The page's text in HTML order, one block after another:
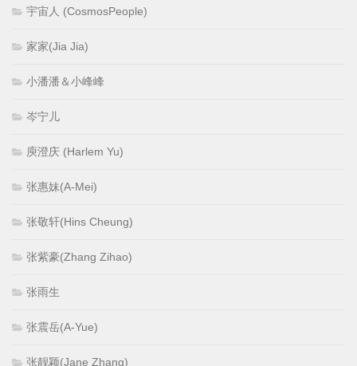
宇宙人 (CosmosPeople)
家家(Jia Jia)
小潘潘＆小峰峰
岑宁儿
庾澄庆 (Harlem Yu)
张惠妹(A-Mei)
张敬轩(Hins Cheung)
张紫豪(Zhang Zihao)
张雨生
张震岳(A-Yue)
张靓颖(Jane Zhang)